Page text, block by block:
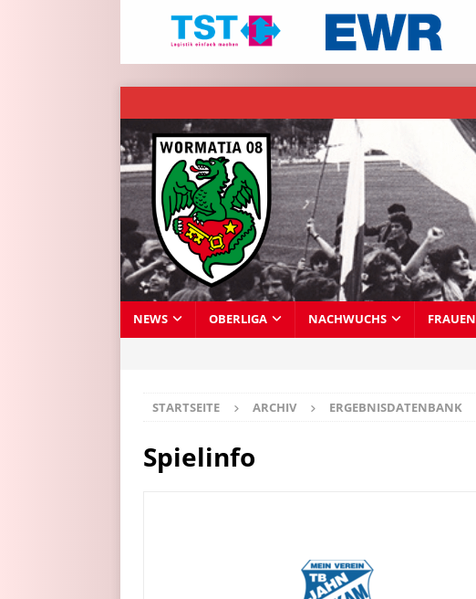
NEWS OBERLIGA NACHWUCHS FRAUEN
STARTSEITE ARCHIV ERGEBNISDATENBANK
Spielinfo